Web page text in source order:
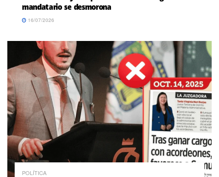
mandatario se desmorona
16/07/2026
POLÍTICA